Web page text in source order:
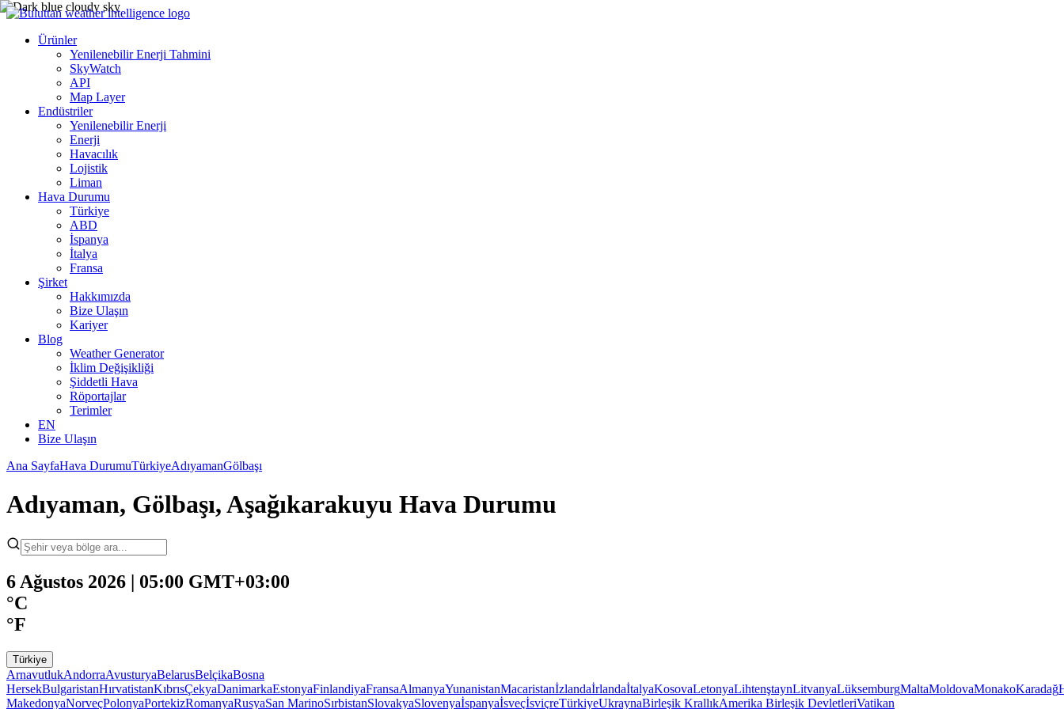
Ürünler
Yenilenebilir Enerji Tahmini
SkyWatch
API
Map Layer
Endüstriler
Yenilenebilir Enerji
Enerji
Havacılık
Lojistik
Liman
Hava Durumu
Türkiye
ABD
İspanya
İtalya
Fransa
Şirket
Hakkımızda
Bize Ulaşın
Kariyer
Blog
Weather Generator
İklim Değişikliği
Şiddetli Hava
Röportajlar
Terimler
EN
Bize Ulaşın
Ana SayfaHava DurumuTürkiyeAdıyamanGölbaşı
Adıyaman, Gölbaşı, Aşağıkarakuyu Hava Durumu
6 Ağustos 2026 | 05:00 GMT+03:00
°C
°F
Türkiye
ArnavutlukAndorraAvusturyaBelarusBelçikaBosna
HersekBulgaristanHırvatistanKıbrısÇekyaDanimarkaEstonyaFinlandiyaFransaAlmanyaYunanistanMacaristanİzlandaİrlandaİtalyaKosovaLetonyaLihtenştaynLitvanyaLüksemburgMaltaMoldovaMonakoKaradağ
MakedonyaNorveçPolonyaPortekizRomanyaRusyaSan MarinoSırbistanSlovakyaSlovenyaİspanyaİsveçİsviçreTürkiyeUkraynaBirleşik KrallıkAmerika Birleşik DevletleriVatikan